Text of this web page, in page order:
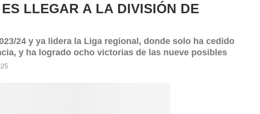
LLEGAR A LA DIVISIÓN DE
24 y ya lidera la Liga regional, donde solo ha cedido
y ha logrado ocho victorias de las nueve posibles